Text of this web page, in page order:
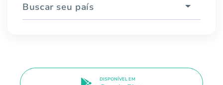
Buscar seu país
DISPONÍVEL EM